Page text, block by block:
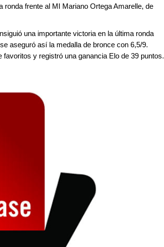
ronda frente al MI Mariano Ortega Amarelle, de
una importante victoria en la última ronda
aseguró así la medalla de bronce con 6,5/9.
y registró una ganancia Elo de 39 puntos.